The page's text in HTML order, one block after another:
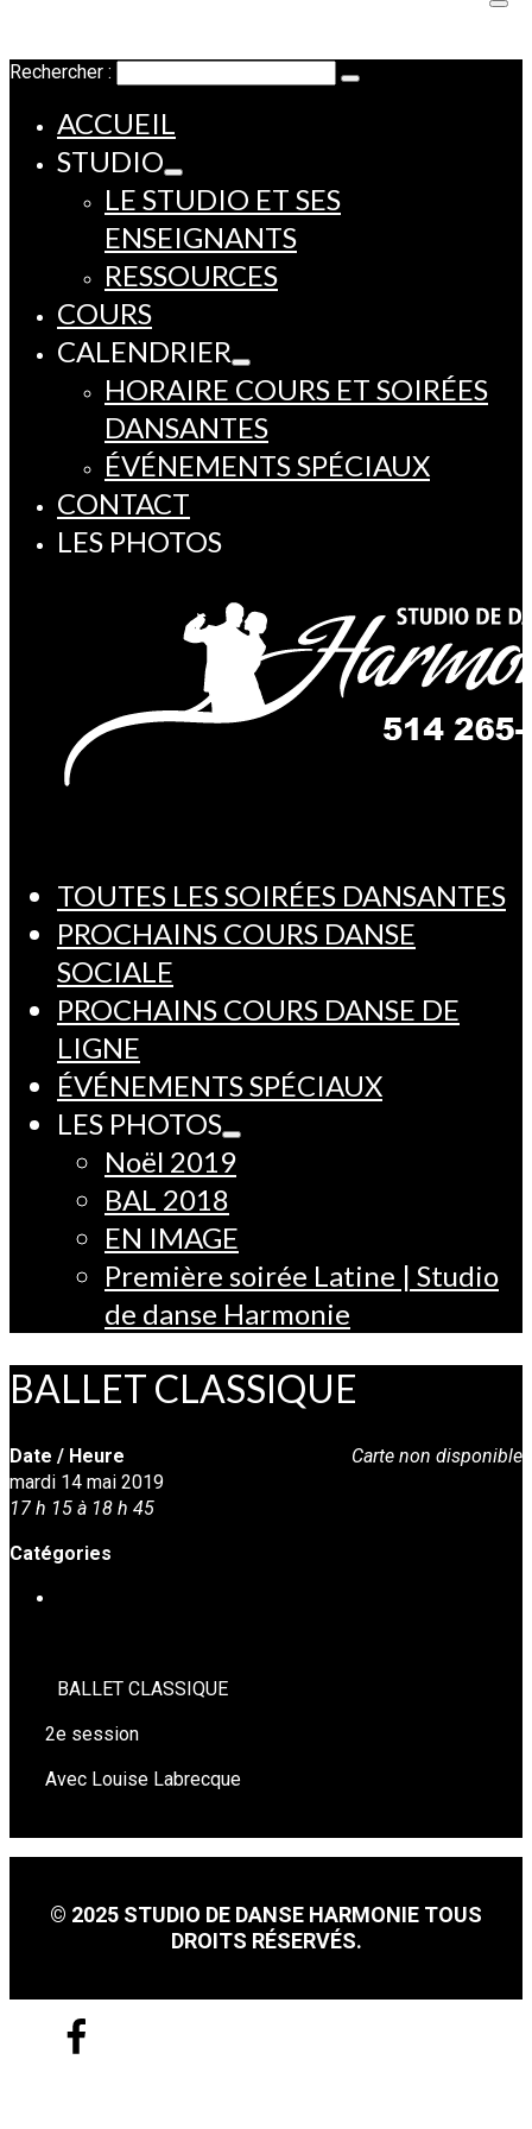
Rechercher :
ACCUEIL
STUDIO
LE STUDIO ET SES
ENSEIGNANTS
RESSOURCES
COURS
CALENDRIER
HORAIRE COURS ET SOIRÉES
DANSANTES
ÉVÉNEMENTS SPÉCIAUX
CONTACT
LES PHOTOS
TOUTES LES SOIRÉES DANSANTES
PROCHAINS COURS DANSE
SOCIALE
PROCHAINS COURS DANSE DE
LIGNE
ÉVÉNEMENTS SPÉCIAUX
LES PHOTOS
Noël 2019
BAL 2018
EN IMAGE
Première soirée Latine | Studio
de danse Harmonie
BALLET CLASSIQUE
Carte non disponible
Date / Heure
mardi 14 mai 2019
17 h 15 à 18 h 45
Catégories
BALLET CLASSIQUE
2e session
Avec Louise Labrecque
© 2025 STUDIO DE DANSE HARMONIE TOUS
DROITS RÉSERVÉS.